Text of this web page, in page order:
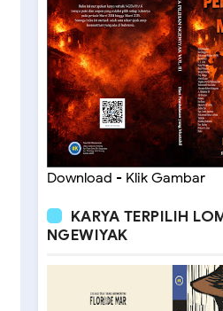
Download - Klik Gambar
KARYA TERPILIH
NGEWIYAK